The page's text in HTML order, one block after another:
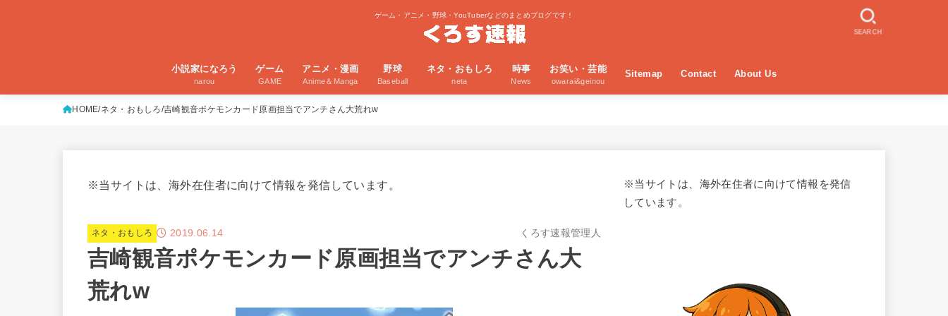
ゲーム・アニメ・野球・YouTuberなどのまとめブログです！
小説家になろう
narou
ゲーム
GAME
アニメ・漫画
Anime＆Manga
野球
Baseball
ネタ・おもしろ
neta
時事
News
お笑い・芸能
owarai&geinou
Sitemap Contact About Us
SEARCH
HOME ネタ・おもしろ 吉崎観音ポケモンカード原画担当でアンチさん大荒れw
※当サイトは、海外在住者に向けて情報を発信しています。
ネタ・おもしろ 2019.06.14 くろす速報管理人
吉崎観音ポケモンカード原画担当でアンチさん大
荒れw
※当サイトは、海外在住者に向けて情報を発信
しています。